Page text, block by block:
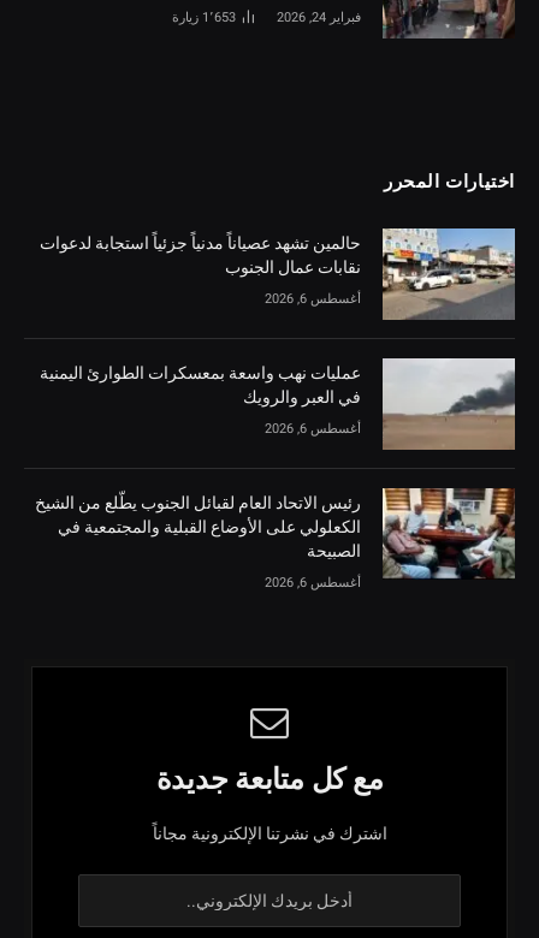
فبراير 24, 2026 1٬653 زيارة
اختيارات المحرر
حالمين تشهد عصياناً مدنياً جزئياً استجابة لدعوات
نقابات عمال الجنوب
أغسطس 6, 2026
عمليات نهب واسعة بمعسكرات الطوارئ اليمنية
في العبر والرويك
أغسطس 6, 2026
رئيس الاتحاد العام لقبائل الجنوب يطّلع من الشيخ
الكعلولي على الأوضاع القبلية والمجتمعية في
الصبيحة
أغسطس 6, 2026
مع كل متابعة جديدة
اشترك في نشرتنا الإلكترونية مجاناً